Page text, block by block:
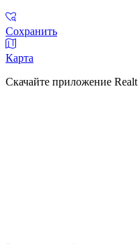
Сохранить
Карта
Скачайте приложение Realt